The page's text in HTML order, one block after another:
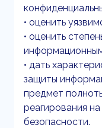
• оценить
• оценить
• дать
защиты
предмет
реагирования
безопасности.